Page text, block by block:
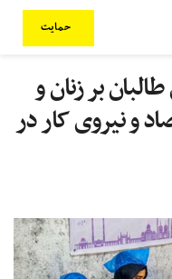
حمایت
بر زنان و
و نیروی کار در